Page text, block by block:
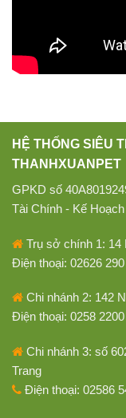
HỆ THỐNG SIÊU
THANHXUANPET
GPKD số
Tài Chính - Kế
Trụ sở chính 1: 14
Điện thoại: 02626
Chi nhánh 2: 142
Điện thoại: 0258
Chi nhánh 3: số
Trang
Điện thoại: 02586